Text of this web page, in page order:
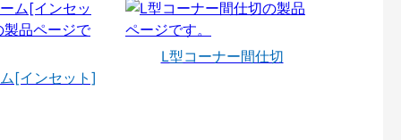
[インセット]
L型コーナー間仕切